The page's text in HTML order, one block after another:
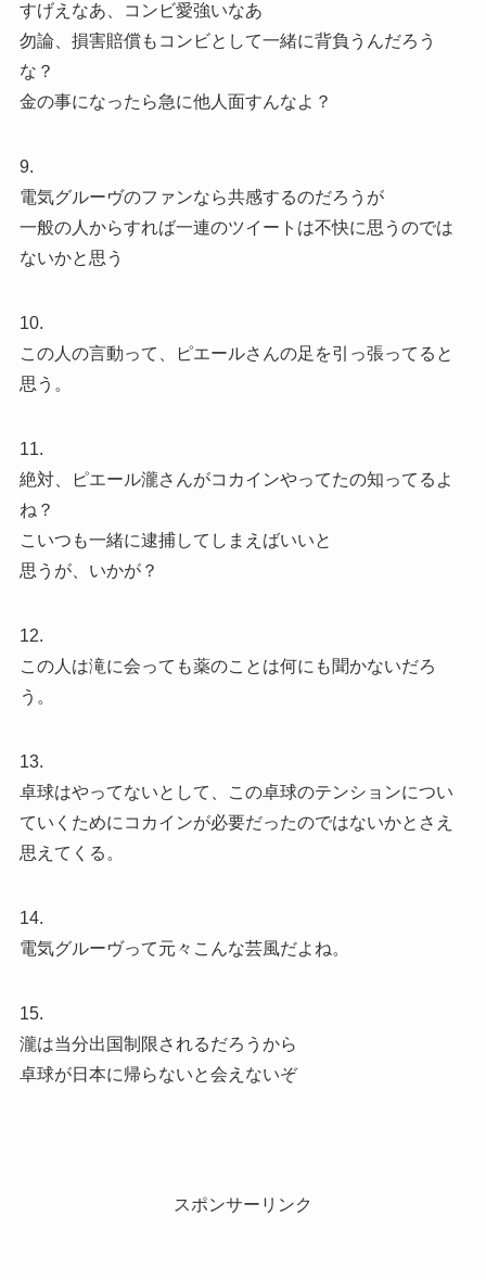
すげえなあ、コンビ愛強いなあ
勿論、損害賠償もコンビとして一緒に背負うんだろう
な？
金の事になったら急に他人面すんなよ？
9.
電気グルーヴのファンなら共感するのだろうが
一般の人からすれば一連のツイートは不快に思うのでは
ないかと思う
10.
この人の言動って、ピエールさんの足を引っ張ってると
思う。
11.
絶対、ピエール瀧さんがコカインやってたの知ってるよ
ね？
こいつも一緒に逮捕してしまえばいいと
思うが、いかが？
12.
この人は滝に会っても薬のことは何にも聞かないだろ
う。
13.
卓球はやってないとして、この卓球のテンションについ
ていくためにコカインが必要だったのではないかとさえ
思えてくる。
14.
電気グルーヴって元々こんな芸風だよね。
15.
瀧は当分出国制限されるだろうから
卓球が日本に帰らないと会えないぞ
スポンサーリンク